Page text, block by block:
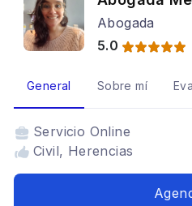
Abogada
5.0
General Sobre mí
Servicio Online
Civil, Herencias